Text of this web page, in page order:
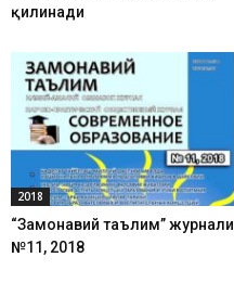
қилинади
2018
“Замонавий таълим” журнали
№11, 2018